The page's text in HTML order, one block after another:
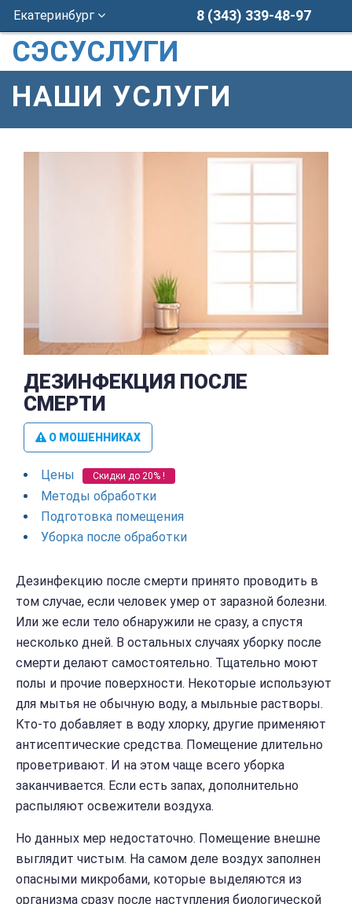
Екатеринбург 8 (343) 339-48-97
СЭСУСЛУГИ
НАШИ УСЛУГИ
ДЕЗИНФЕКЦИЯ ПОСЛЕ
СМЕРТИ
О МОШЕННИКАХ
Цены Скидки до 20% !
Методы обработки
Подготовка помещения
Уборка после обработки
Дезинфекцию после смерти принято проводить в
том случае, если человек умер от заразной болезни.
Или же если тело обнаружили не сразу, а спустя
несколько дней. В остальных случаях уборку после
смерти делают самостоятельно. Тщательно моют
полы и прочие поверхности. Некоторые используют
для мытья не обычную воду, а мыльные растворы.
Кто-то добавляет в воду хлорку, другие применяют
антисептические средства. Помещение длительно
проветривают. И на этом чаще всего уборка
заканчивается. Если есть запах, дополнительно
распыляют освежители воздуха.
Но данных мер недостаточно. Помещение внешне
выглядит чистым. На самом деле воздух заполнен
опасными микробами, которые выделяются из
организма сразу после наступления биологической